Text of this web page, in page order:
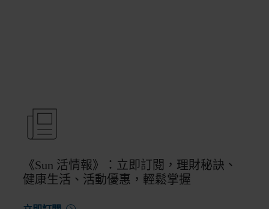
《Sun 活情報》：立即訂閱，理財秘訣、
健康生活、活動優惠，輕鬆掌握